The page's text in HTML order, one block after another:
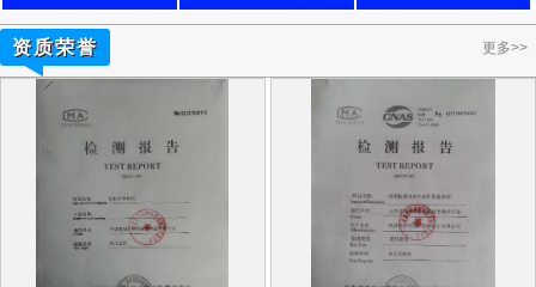
资质荣誉 更多>>